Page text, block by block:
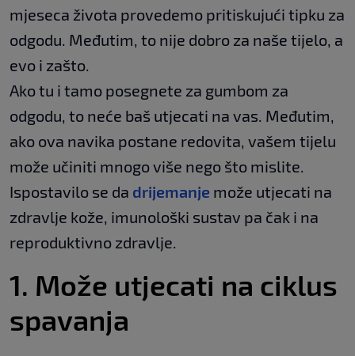
mjeseca života provedemo pritiskujući tipku za
odgodu. Međutim, to nije dobro za naše tijelo, a
evo i zašto.
Ako tu i tamo posegnete za gumbom za
odgodu, to neće baš utjecati na vas. Međutim,
ako ova navika postane redovita, vašem tijelu
može učiniti mnogo više nego što mislite.
Ispostavilo se da drijemanje može utjecati na
zdravlje kože, imunološki sustav pa čak i na
reproduktivno zdravlje.
1. Može utjecati na ciklus
spavanja